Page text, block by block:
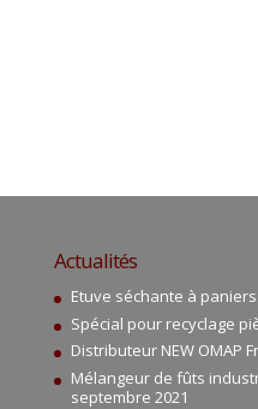
Actualités
Etuve séchante à paniers
Spécial pour recyclage
Distributeur NEW OMAP
Mélangeur de fûts
septembre 2021